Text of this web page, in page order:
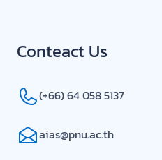
Conteact Us
(+66) 64 058 5137
aias@pnu.ac.th